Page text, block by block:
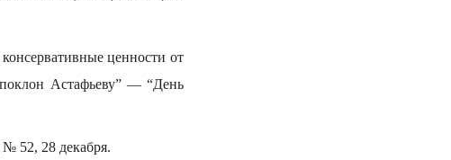
ценности от
Астафьеву” — “День
52, 28 декабря.